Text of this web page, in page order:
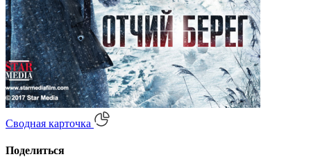
Сводная карточка
Поделиться